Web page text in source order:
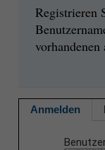
Registrieren
vorhandenen
Anmelden